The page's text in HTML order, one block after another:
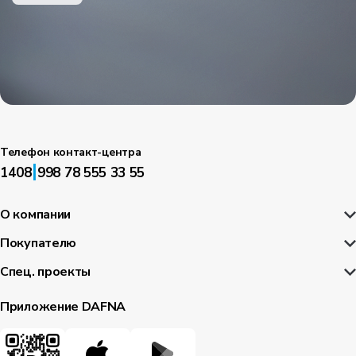
Телефон контакт-центра
1408|998 78 555 33 55
О компании
Покупателю
Спец. проекты
Приложение DAFNA